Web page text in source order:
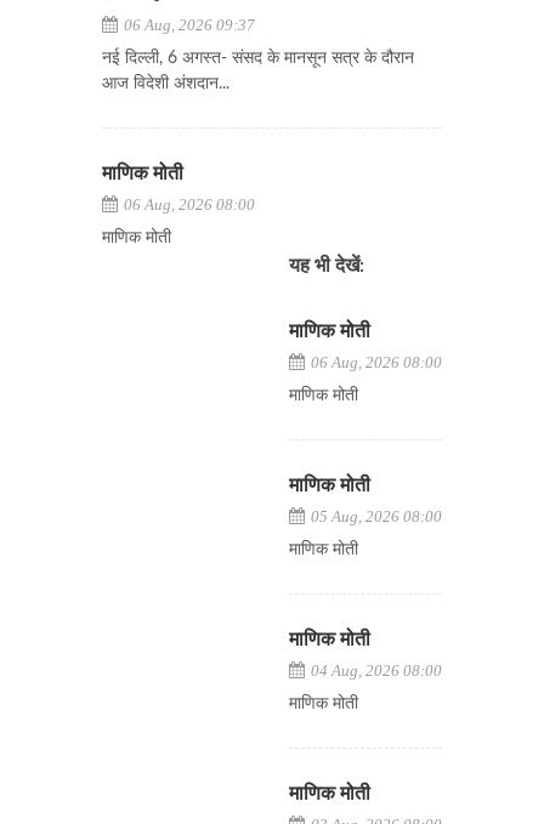
06 Aug, 2026 09:37
नई दिल्ली, 6 अगस्त- संसद के मानसून सत्र के दौरान
आज विदेशी अंशदान...
माणिक मोती
06 Aug, 2026 08:00
माणिक मोती
यह भी देखें:
माणिक मोती
06 Aug, 2026 08:00
माणिक मोती
माणिक मोती
05 Aug, 2026 08:00
माणिक मोती
माणिक मोती
04 Aug, 2026 08:00
माणिक मोती
माणिक मोती